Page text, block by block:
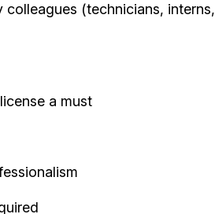
(technicians, interns,
a must